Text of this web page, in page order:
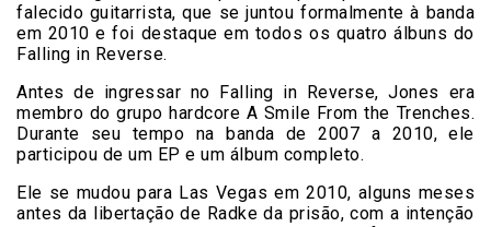
falecido guitarrista, que se juntou formalmente à banda
em 2010 e foi destaque em todos os quatro álbuns do
Falling in Reverse.
Antes de ingressar no Falling in Reverse, Jones era
membro do grupo hardcore A Smile From the Trenches.
Durante seu tempo na banda de 2007 a 2010, ele
participou de um EP e um álbum completo.
Ele se mudou para Las Vegas em 2010, alguns meses
antes da libertação de Radke da prisão, com a intenção